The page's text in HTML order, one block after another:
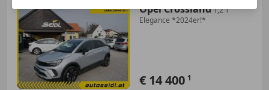
Opel Crossland1,2 T
Elegance *2024er!*
€ 14 400 1